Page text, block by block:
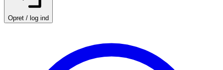
Opret / log ind